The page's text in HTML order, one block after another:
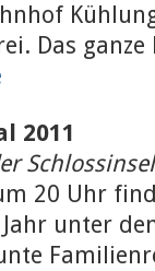
Das
2011
20 Uhr
unter